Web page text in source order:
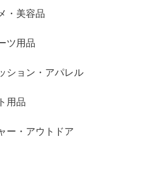
・美容品
ツ用品
ション・アパレル
用品
ー・アウトドア